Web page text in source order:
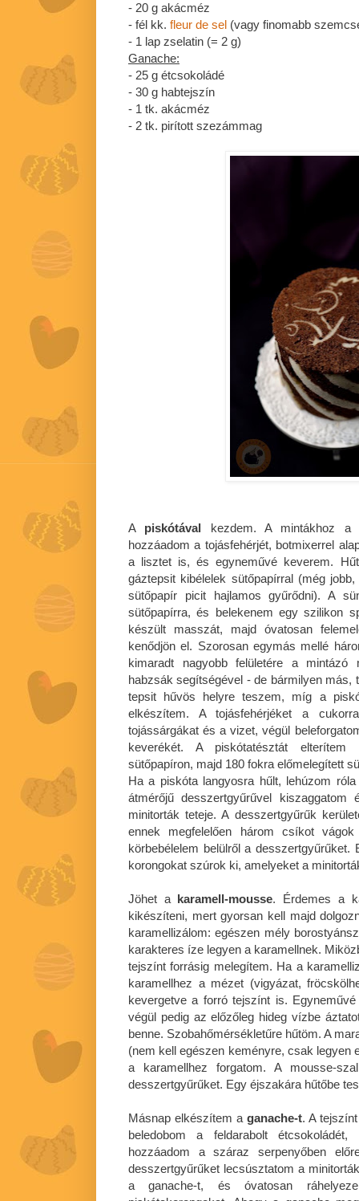
- 20 g akácméz
- fél kk. fleur de sel (vagy finomabb
- 1 lap zselatin (= 2 g)
Ganache:
- 25 g étcsokoládé
- 30 g habtejszín
- 1 tk. akácméz
- 2 tk. pirított szezámmag
A piskótával
kezdem. A mintákhoz a
hozzáadom a tojásfehérjét, botmixerrel
a lisztet is, és egyneművé keverem.
gáztepsit kibélelek sütőpapírral (még
sütőpapír picit hajlamos gyűrődni). A
sütőpapírra, és belekenem egy szilikon
készült masszát, majd óvatosan
kenődjön el. Szorosan egymás mellé
kimaradt nagyobb felületére a
habzsák segítségével - de bármilyen más,
tepsit hűvös helyre teszem, míg a
elkészítem. A tojásfehérjéket a
tojássárgákat és a vizet, végül
keverékét. A piskótatésztát
sütőpapíron, majd 180 fokra előmelegített
Ha a piskóta langyosra hűlt, lehúzom
átmérőjű desszertgyűrűvel
minitorták teteje. A desszertgyűrűk
ennek megfelelően három csíkot
körbebélelem belülről a
korongokat szúrok ki, amelyeket a
Jöhet a karamell-mousse. Érdemes a
kikészíteni, mert gyorsan kell majd
karamellizálom: egészen mély
karakteres íze legyen a karamellnek.
tejszínt forrásig melegítem. Ha a
karamellhez a mézet (vigyázat,
kevergetve a forró tejszínt is.
végül pedig az előzőleg hideg vízbe
benne. Szobahőmérsékletűre hűtöm. A
(nem kell egészen keményre, csak legyen
a karamellhez forgatom. A mousse-
desszertgyűrűket. Egy éjszakára hűtőbe
Másnap elkészítem a ganache-t. A
beledobom a feldarabolt
hozzáadom a száraz serpenyőben
desszertgyűrűket lecsúsztatom a
a ganache-t, és óvatosan